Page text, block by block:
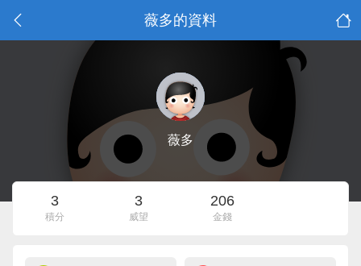
薇多的資料
薇多
3
積分
3
威望
206
金錢